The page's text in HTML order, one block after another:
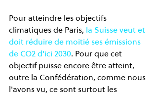
Pour atteindre les objectifs
climatiques de Paris, la Suisse veut et
doit réduire de moitié ses émissions
de CO2 d'ici 2030. Pour que cet
objectif puisse encore être atteint,
outre la Confédération, comme nous
l'avons vu, ce sont surtout les